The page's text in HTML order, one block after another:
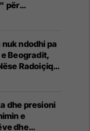
për
e ri
nuk ndodhi pa
Beogradit,
Radoiçiq
mund të
dhe presioni
e
dhe